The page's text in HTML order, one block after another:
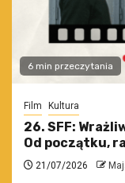
6 min przeczytania
Film Kultura
26. SFF:
Od początku,
21/07/2026